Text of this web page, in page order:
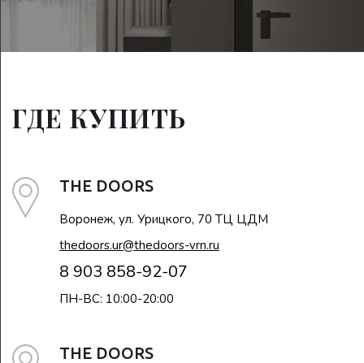
ГДЕ КУПИТЬ
THE DOORS
Воронеж, ул. Урицкого, 70 ТЦ ЦДМ
thedoors.ur@thedoors-vrn.ru
8 903 858-92-07
ПН-ВС: 10:00-20:00
THE DOORS